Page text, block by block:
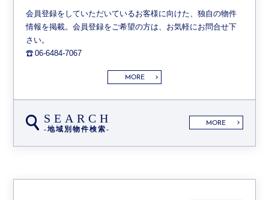
会員登録をしていただいているお客様に向けた、独自の物件
情報を掲載。会員登録をご希望の方は、お気軽にお問合せ下
さい。
06-6484-7067
MORE
SEARCH
-地域別物件検索-
MORE